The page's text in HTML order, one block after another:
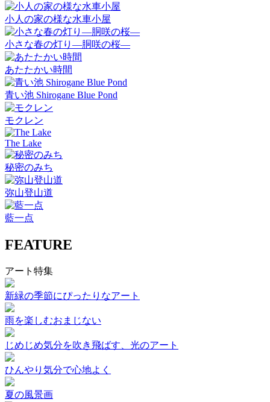
小人の家の様な水車小屋
小さな春の灯り―胴咲の桜―
あたたかい時間
青い池 Shirogane Blue Pond
モクレン
The Lake
秘密のみち
弥山登山道
藍一点
FEATURE
アート特集
新緑の季節にぴったりなアート
雨を楽しむおまじない
じめじめ気分を吹き飛ばす、光のアート
ひんやり気分で心地よく
夏の風景画